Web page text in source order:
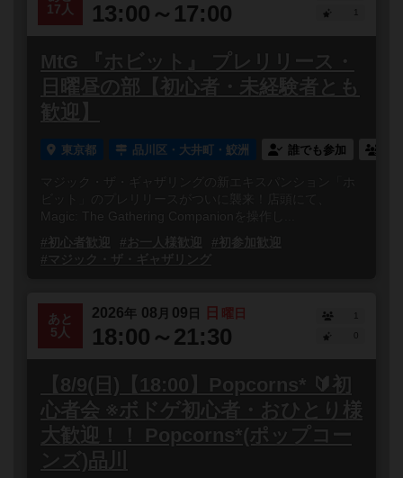
17人
13:00～17:00
1
MtG 『ホビット』 プレリリース・
日曜昼の部【初心者・未経験者とも
歓迎】
東京都 品川区・大井町・鮫洲 誰でも参加
マジック・ザ・ギャザリングの新エキスパンション「ホ
ビット」のプレリリースがついに襲来！店頭にて、
Magic: The Gathering Companionを操作し...
#初心者歓迎
#お一人様歓迎
#初参加歓迎
#マジック・ザ・ギャザリング
あと
5人
2026年 08 月 09 日 日 曜日
18:00～21:30
1
【8/9(日)【18:00】Popcorns* 🔰初
心者会 ※ボドゲ初心者・おひとり様
大歓迎！！ Popcorns*(ポップコー
ンズ)品川